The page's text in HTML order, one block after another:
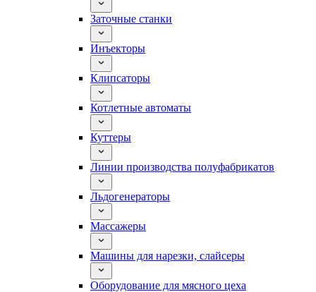
Заточные станки
Инъекторы
Клипсаторы
Котлетные автоматы
Куттеры
Линии производства полуфабрикатов
Льдогенераторы
Массажеры
Машины для нарезки, слайсеры
Оборудование для мясного цеха